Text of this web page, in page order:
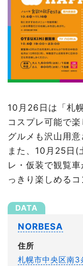
10月26日は「札
コスプレ可能で
グルメも沢山用意
また、10月25日(
レ・仮装で観覧
っきり楽しめるコ
NORBESA
住所
札幌市中央区南3